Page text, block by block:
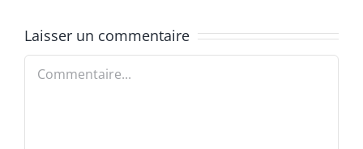
Laisser un commentaire
Commentaire